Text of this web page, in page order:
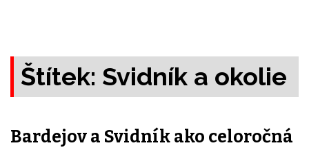
Štítek: Svidník a okolie
Bardejov a Svidník ako celoročná